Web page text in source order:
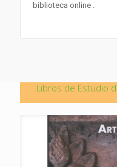
biblioteca online .
Libros de Estudio